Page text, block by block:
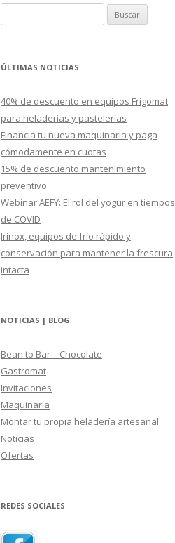
u
c
r
ÚLTIMAS NOTICIAS
40% de descuento en equipos Frigomat
para heladerías y pastelerías
Financia tu nueva maquinaria y paga
cómodamente en cuotas
15% de descuento mantenimiento
preventivo
Webinar AEFY: El rol del yogur en tiempos
de COVID
Irinox, equipos de frío rápido y
conservación para mantener la frescura
intacta
NOTICIAS | BLOG
Bean to Bar – Chocolate
Gastromat
Invitaciones
Maquinaria
Montar tu propia heladería artesanal
Noticias
Ofertas
REDES SOCIALES